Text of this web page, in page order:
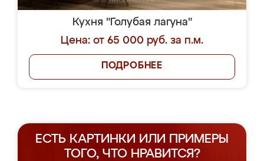
Кухня "Голубая лагуна"
Цена: от 65 000 руб. за п.м.
ПОДРОБНЕЕ
ЕСТЬ КАРТИНКИ ИЛИ ПРИМЕРЫ
ТОГО, ЧТО НРАВИТСЯ?